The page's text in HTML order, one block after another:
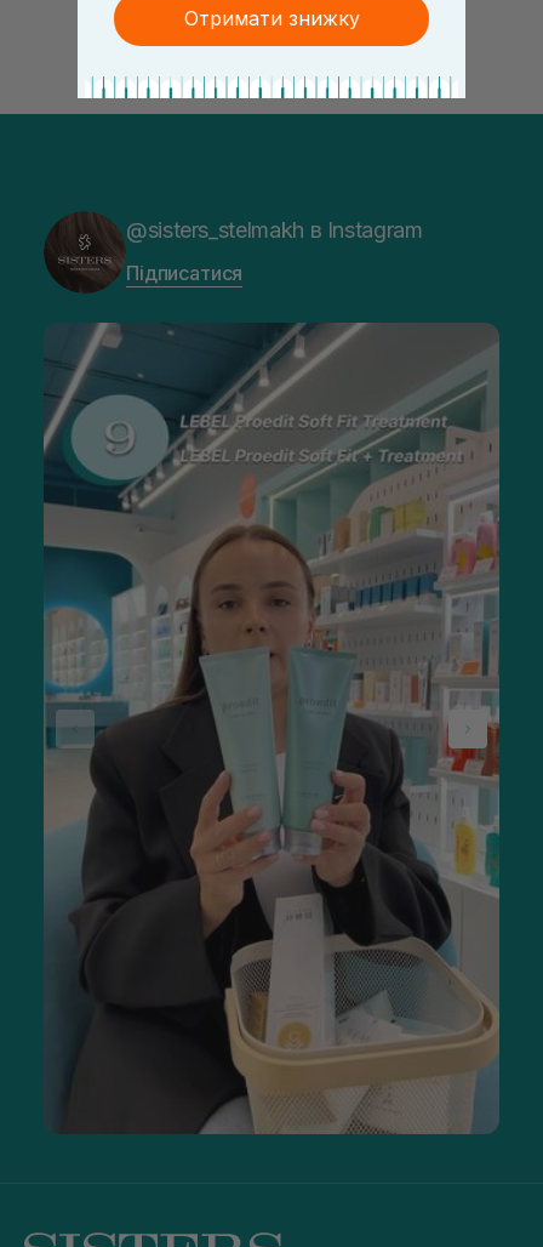
@sisters_stelmakh в Instagram
Підписатися
Отримати знижку